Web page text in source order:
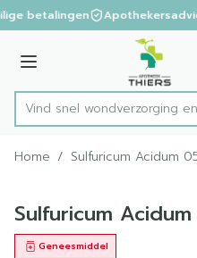
Ga naar de inhoud
1 van 1
betalingen
Menu
Product, merk,
Vind snel wondverzorg
Home / Sulfuricum Acidum
Sulfuricum
Geneesmiddel